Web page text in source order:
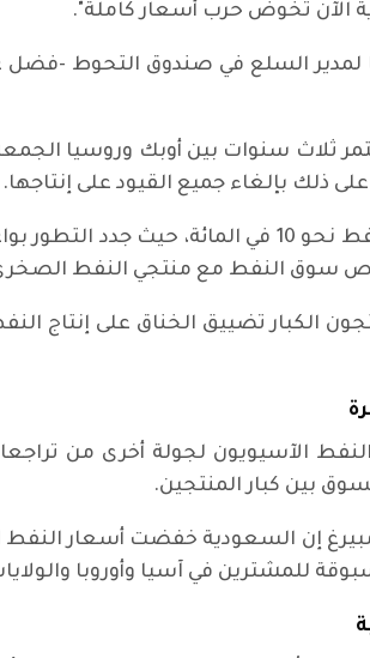
الآن تخوض حرب أسعار كاملة".
لمدير السلع في صندوق التحوط -
ثلاث سنوات بين أوبك وروسيا
على ذلك بإلغاء جميع القيود على إنتاجها.
النفط مع منتجي النفط الصخري
الكبار تضييق الخناق على إنتاج
الآسيويون لجولة أخرى من
بين كبار المنتجين.
إن السعودية خفضت أسعار النفط
للمشترين في آسيا وأوروبا